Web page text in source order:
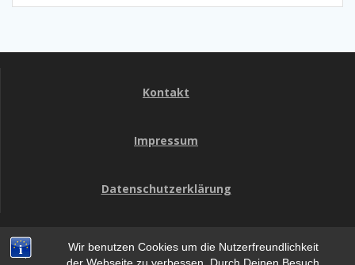
Wir benutzen Cookies um die Nutzerfreundlichkeit
Kontakt
Impressum
Datenschutzerklärung